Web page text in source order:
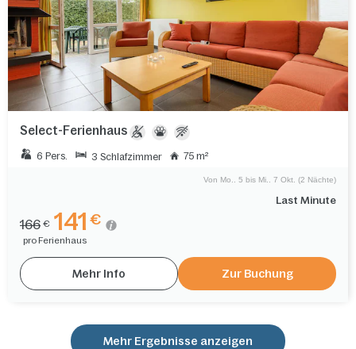
Select-Ferienhaus
6 Pers. 3 Schlafzimmer 75 m²
Last Minute
Von Mo.. 5 bis Mi.. 7 Okt. (2 Nächte)
166 € 141 €
pro Ferienhaus
Mehr Info Zur Buchung
Mehr Ergebnisse anzeigen